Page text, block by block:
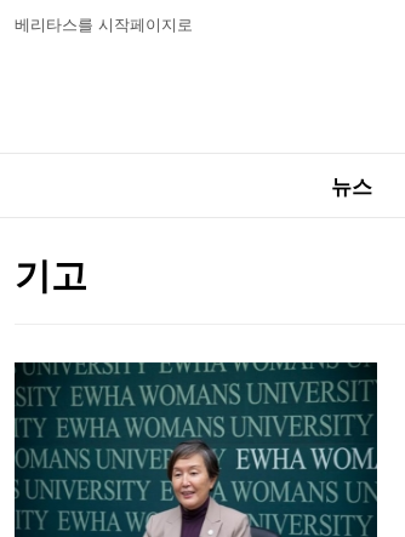
베리타스를 시작페이지로
뉴스
기고